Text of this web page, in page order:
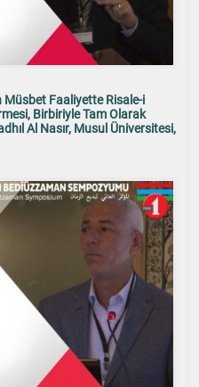
Müsbet Faaliyette Risale-i
Birbiriyle Tam Olarak
Al Nasır, Musul Üniversitesi,